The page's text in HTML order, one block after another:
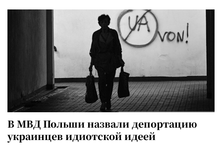
В МВД Польши назвали депортацию
украинцев идиотской идеей